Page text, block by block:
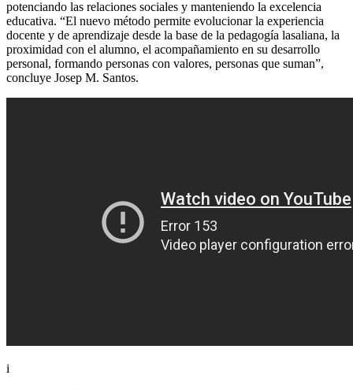
potenciando las relaciones sociales y manteniendo la excelencia
educativa. “El nuevo método permite evolucionar la experiencia
docente y de aprendizaje desde la base de la pedagogía lasaliana, la
proximidad con el alumno, el acompañamiento en su desarrollo
personal, formando personas con valores, personas que suman”,
concluye Josep M. Santos.
i